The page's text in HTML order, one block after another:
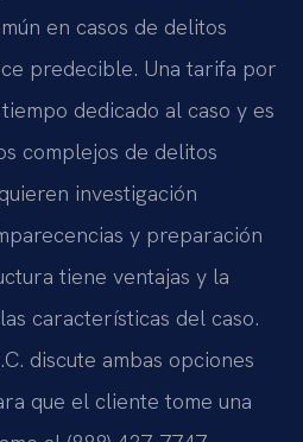
en casos de delitos
predecible. Una tarifa por
dedicado al caso y es
complejos de delitos
investigación
y preparación
tiene ventajas y la
características del caso.
discute ambas opciones
que el cliente tome una